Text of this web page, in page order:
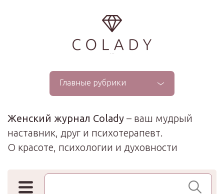
...
Главные рубрики
Женский журнал Colady – ваш мудрый
наставник, друг и психотерапевт.
О красоте, психологии и духовности
Поиск по сайту